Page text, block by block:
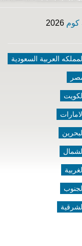
كوم
العربية السعودية